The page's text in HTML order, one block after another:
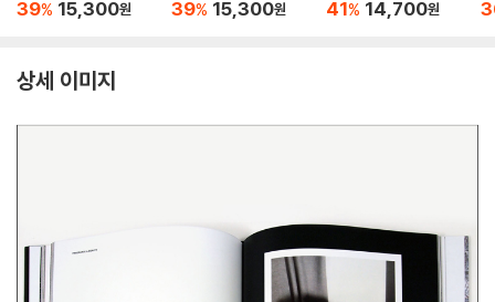
39% 15,300원 39% 15,300원 41% 14,700원
상세 이미지